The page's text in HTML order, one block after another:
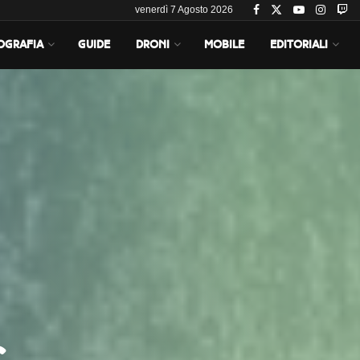
venerdì 7 Agosto 2026
GUIDE DRONI MOBILE EDITORIALI